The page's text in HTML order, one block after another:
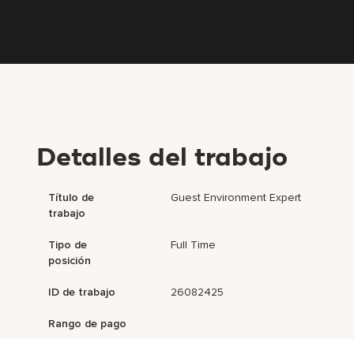
Detalles del trabajo
Título de
trabajo
Guest Environment Expert
Tipo de
posición
Full Time
ID de trabajo 26082425
Rango de pago